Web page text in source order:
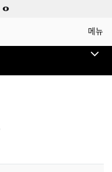
메뉴